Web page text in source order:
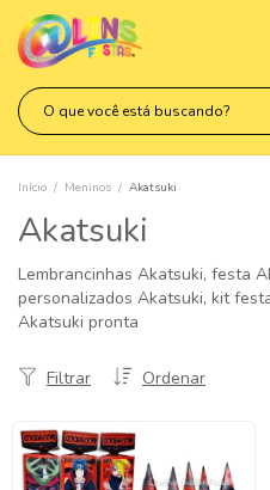
Início / Meninos / Akatsuki
Akatsuki
Lembrancinhas Akatsuki, festa
personalizados Akatsuki, kit
Akatsuki pronta
Ordenar
Filtrar